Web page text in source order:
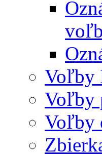
Voľby
Voľby
Voľby